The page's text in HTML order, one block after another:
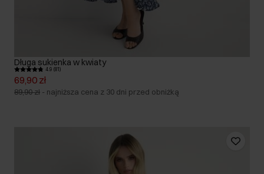
Długa sukienka w kwiaty
4.9 (81)
69,90 zł
89,90 zł - najniższa cena z 30 dni przed obniżką